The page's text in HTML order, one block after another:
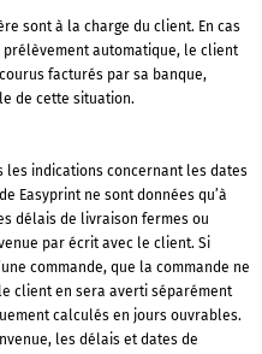
sont à la charge du client. En cas
prélèvement automatique, le client
facturés par sa banque,
de cette situation.
les indications concernant les dates
Easyprint ne sont données qu’à
délais de livraison fermes ou
par écrit avec le client. Si
commande, que la commande ne
client en sera averti séparément
calculés en jours ouvrables.
les délais et dates de